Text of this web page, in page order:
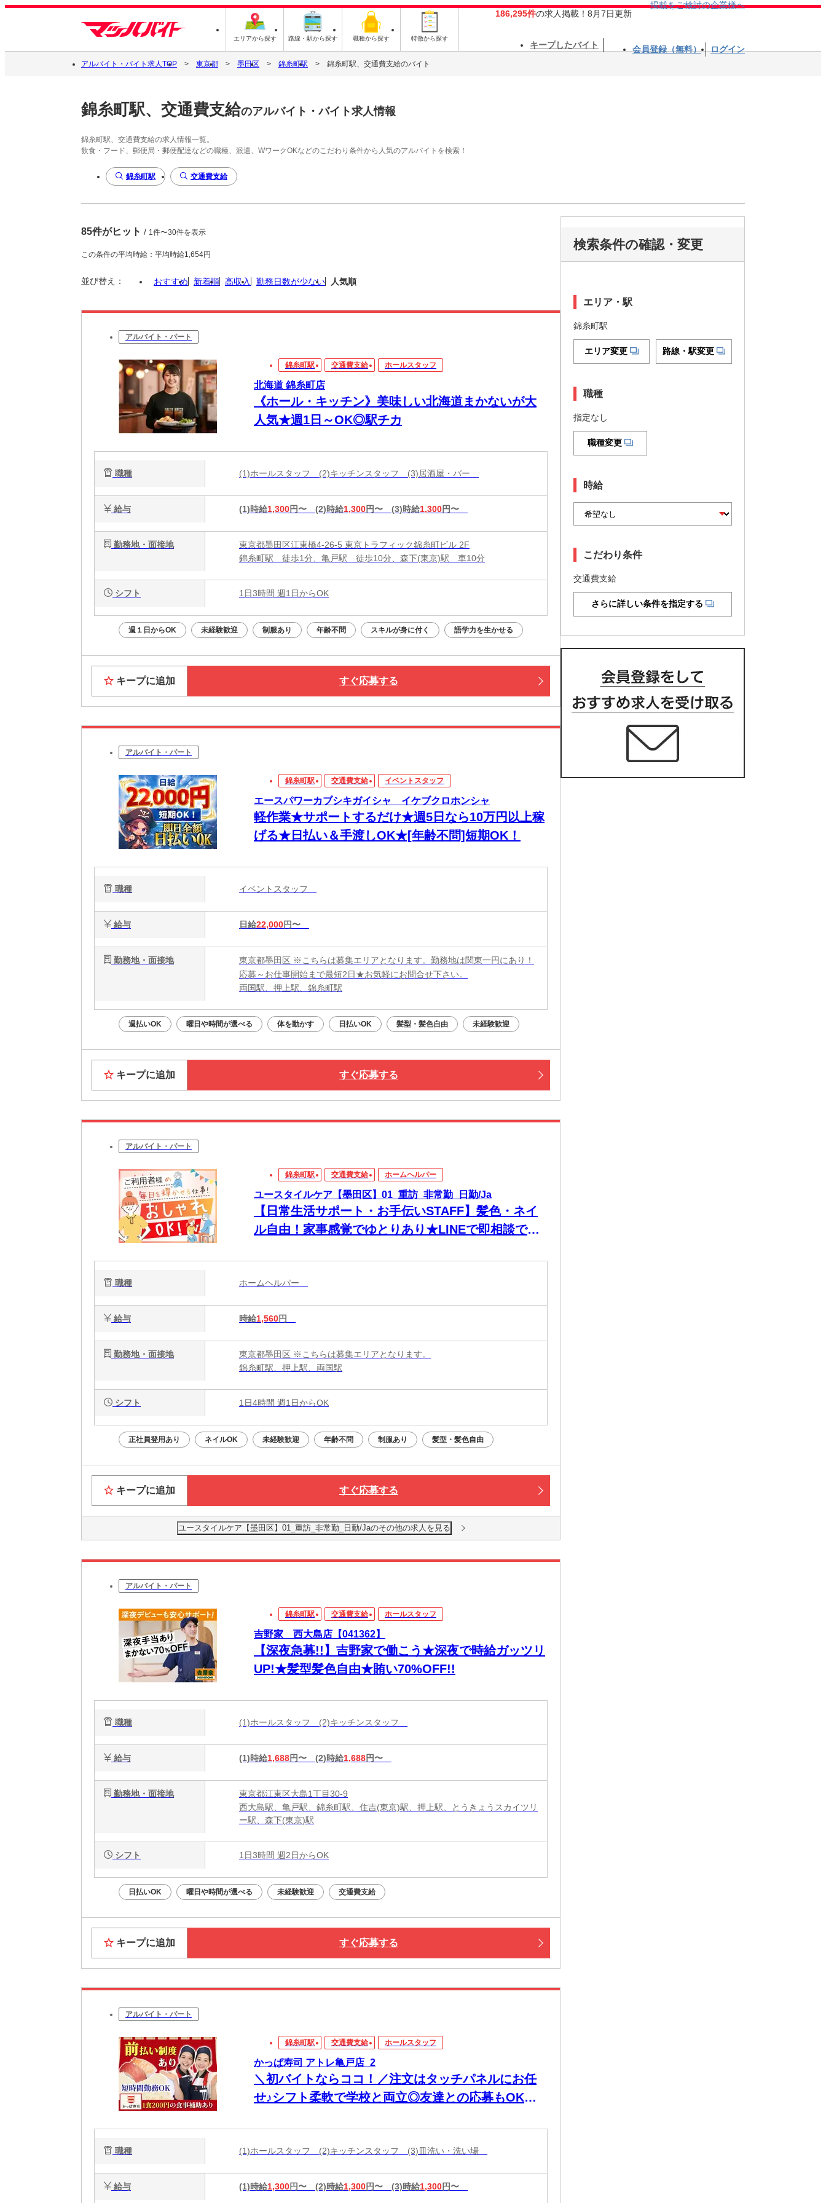
エリアから探す 路線・駅から探す 職種から探す 特徴から探す
186,295件の求人掲載！8月7日更新
掲載をご検討の企業様へ
キープしたバイト 会員登録（無料） ログイン
アルバイト・バイト求人TOP 東京都 墨田区 錦糸町駅 錦糸町駅、交通費支給のバイト
錦糸町駅、交通費支給のアルバイト・バイト求人情報
錦糸町駅、交通費支給の求人情報一覧。
飲食・フード、郵便局・郵便配達などの職種、派遣、WワークOKなどのこだわり条件から人気のアルバイトを検索！
錦糸町駅 交通費支給
85件がヒット / 1件〜30件を表示
この条件の平均時給：平均時給1,654円
並び替え： おすすめ 新着順 高収入 勤務日数が少ない 人気順
アルバイト・パート
錦糸町駅 交通費支給 ホールスタッフ
北海道 錦糸町店
《ホール・キッチン》美味しい北海道まかないが大
人気★週1日～OK◎駅チカ
職種 (1)ホールスタッフ (2)キッチンスタッフ (3)居酒屋・バー
給与 (1)時給1,300円〜 (2)時給1,300円〜 (3)時給1,300円〜
勤務地・面接地
東京都墨田区江東橋4-26-5 東京トラフィック錦糸町ビル 2F
錦糸町駅 徒歩1分、亀戸駅 徒歩10分、森下(東京)駅 車10分
シフト 1日3時間 週1日からOK
週１日からOK 未経験歓迎 制服あり 年齢不問 スキルが身に付く 語学力を生かせる
キープに追加 すぐ応募する
アルバイト・パート
錦糸町駅 交通費支給 イベントスタッフ
エースパワーカブシキガイシャ イケブクロホンシャ
軽作業★サポートするだけ★週5日なら10万円以上稼
げる★日払い＆手渡しOK★[年齢不問]短期OK！
職種 イベントスタッフ
給与 日給22,000円〜
勤務地・面接地
東京都墨田区 ※こちらは募集エリアとなります。勤務地は関東一円にあり！
応募～お仕事開始まで最短2日★お気軽にお問合せ下さい。
両国駅、押上駅、錦糸町駅
週払いOK 曜日や時間が選べる 体を動かす 日払いOK 髪型・髪色自由 未経験歓迎
キープに追加 すぐ応募する
アルバイト・パート
錦糸町駅 交通費支給 ホームヘルパー
ユースタイルケア【墨田区】01_重訪_非常勤_日勤/Ja
【日常生活サポート・お手伝いSTAFF】髪色・ネイ
ル自由！家事感覚でゆとりあり★LINEで即相談でき
職種 ホームヘルパー
給与 時給1,560円
勤務地・面接地
東京都墨田区 ※こちらは募集エリアとなります。
錦糸町駅、押上駅、両国駅
シフト 1日4時間 週1日からOK
正社員登用あり ネイルOK 未経験歓迎 年齢不問 制服あり 髪型・髪色自由
キープに追加 すぐ応募する
ユースタイルケア【墨田区】01_重訪_非常勤_日勤/Jaのその他の求人を見る
アルバイト・パート
錦糸町駅 交通費支給 ホールスタッフ
吉野家 西大島店【041362】
【深夜急募!!】吉野家で働こう★深夜で時給ガッツリ
UP!★髪型髪色自由★賄い70%OFF!!
職種 (1)ホールスタッフ (2)キッチンスタッフ
給与 (1)時給1,688円〜 (2)時給1,688円〜
勤務地・面接地
東京都江東区大島1丁目30-9
西大島駅、亀戸駅、錦糸町駅、住吉(東京)駅、押上駅、とうきょうスカイツリ
ー駅、森下(東京)駅
シフト 1日3時間 週2日からOK
日払いOK 曜日や時間が選べる 未経験歓迎 交通費支給
キープに追加 すぐ応募する
アルバイト・パート
錦糸町駅 交通費支給 ホールスタッフ
かっぱ寿司 アトレ亀戸店_2
＼初バイトならココ！／注文はタッチパネルにお任
せ♪シフト柔軟で学校と両立◎友達との応募もOK★
職種 (1)ホールスタッフ (2)キッチンスタッフ (3)皿洗い・洗い場
給与 (1)時給1,300円〜 (2)時給1,300円〜 (3)時給1,300円〜
検索条件の確認・変更
エリア・駅
錦糸町駅
エリア変更 路線・駅変更
職種
指定なし
職種変更
時給
こだわり条件
交通費支給
さらに詳しい条件を指定する